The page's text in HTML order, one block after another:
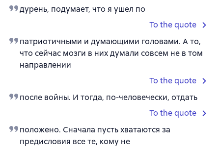
дурень, подумает, что я ушел по
To the quote
патриотичными и думающими головами. А то,
что сейчас мозги в них думали совсем не в том
направлении
To the quote
после войны. И тогда, по-человечески, отдать
To the quote
положено. Сначала пусть хватаются за
предисловия все те, кому не